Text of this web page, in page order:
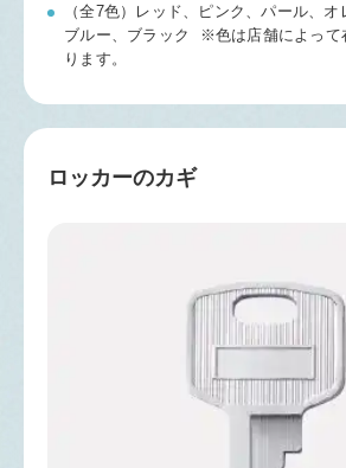
（全7色）レッド、ピンク、パール、オ
ブルー、ブラック ※色は店舗によって
ります。
ロッカーのカギ